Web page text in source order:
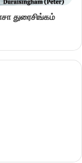
துரைசிங்கம்